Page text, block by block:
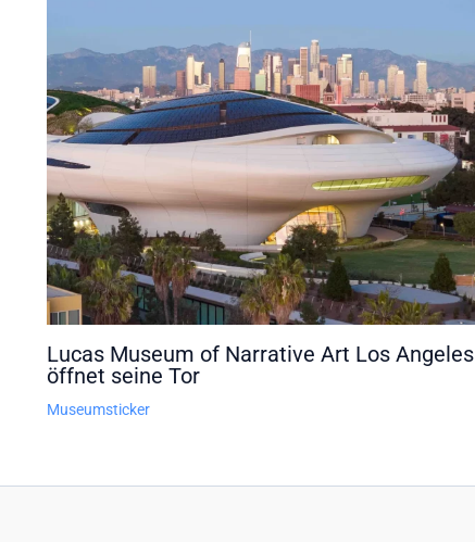
Lucas Museum of Narrative Art Los Angeles
öffnet seine Tor
Museumsticker